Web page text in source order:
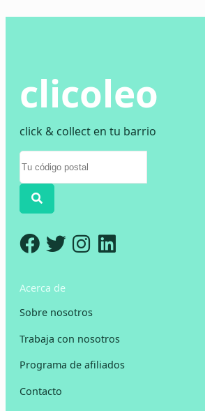
clicoleo
click & collect en tu barrio
Acerca de
Sobre nosotros
Trabaja con nosotros
Programa de afiliados
Contacto